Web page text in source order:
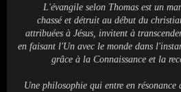
L'évangile selon Thomas est un
chassé et détruit au début du
attribuées à Jésus, invitent à
en faisant l'Un avec le monde dans
grâce à la Connaissance et la
Une philosophie qui entre en résonance